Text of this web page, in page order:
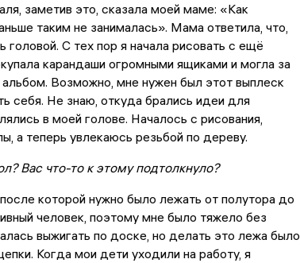
заметив это, сказала моей маме: «Как
таким не занималась». Мама ответила, что,
головой. С тех пор я начала рисовать с ещё
карандаши огромными ящиками и могла за
Возможно, мне нужен был этот выплеск
себя. Не знаю, откуда брались идеи для
в моей голове. Началось с рисования,
а теперь увлекаюсь резьбой по дереву.
Вас что-то к этому подтолкнуло?
которой нужно было лежать от полутора до
человек, поэтому мне было тяжело без
выжигать по доске, но делать это лежа было
Когда мои дети уходили на работу, я